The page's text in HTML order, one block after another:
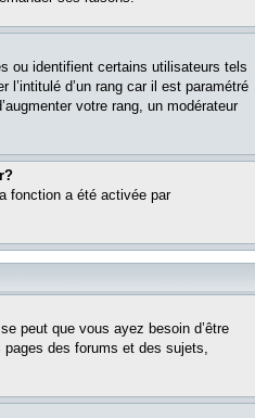
ou identifient certains utilisateurs tels
d’un rang car il est paramétré
votre rang, un modérateur
fonction a été activée par
peut que vous ayez besoin d’être
des forums et des sujets,